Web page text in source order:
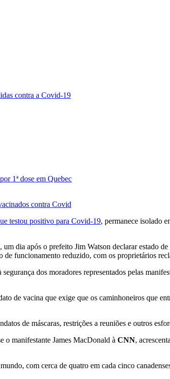
contra a Covid-19
1ª dose em Quebec
contra Covid
testou positivo para Covid-19, permanece isolado
dia após o prefeito Jim Watson declarar estado
de funcionamento reduzido, com os proprietários
dos moradores representados pelas
de vacina que exige que os caminhoneiros que
de máscaras, restrições a reuniões e outros
o manifestante James MacDonald à CNN,
com cerca de quatro em cada cinco